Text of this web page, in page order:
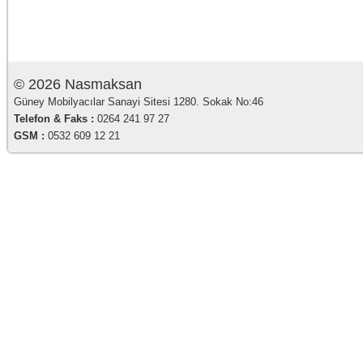
© 2026 Nasmaksan
Güney Mobilyacılar Sanayi Sitesi 1280. Sokak No:46
Telefon & Faks : 0264 241 97 27
GSM : 0532 609 12 21